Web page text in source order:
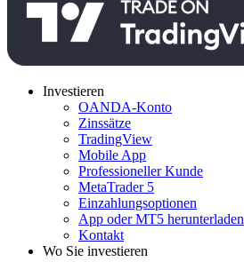
Investieren
OANDA-Konto
Zinssätze
TradingView
Mobile App
Professioneller Kunde
MetaTrader 5
Einzahlungsoptionen
App oder MT5 herunterladen
Kontakt
Wo Sie investieren